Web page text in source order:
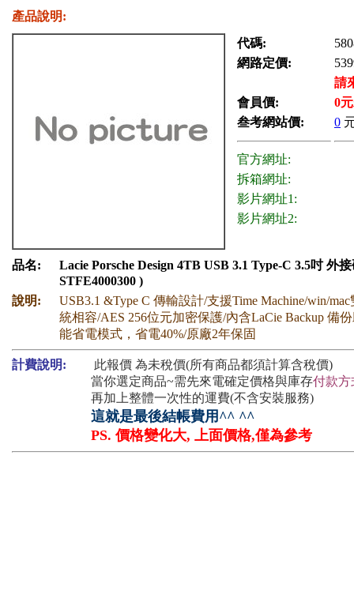
產品說明:
代碼:
網路定價:
請
會員價:
0
叁考網站價:
0
官方網址:
拆箱網址:
影片網址1:
影片網址2:
品名:
Lacie Porsche Design 4TB USB 3.1 Type-C 3.5吋 外
STFE4000300 )
說明:
USB3.1 &Type C 傳輸設計/支援Time Machine/win/
統相容/AES 256位元加密保護/內含LaCie Backup 備
能省電模式，省電40%/原廠2年保固
計費說明:
此報價 為未稅價(所有商品都須計算含稅價)
當你選定商品~需先來電確定價格與庫存付款方
再加上整體一次性的運費(不含安裝服務)
這就是最後結帳費用^^ ^^
PS. 價格變化大, 上面價格,僅為參考